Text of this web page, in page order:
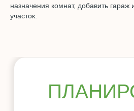
назначения комнат, добавить гараж
участок.